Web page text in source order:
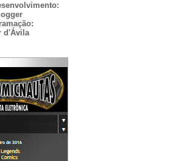
d'Ávila